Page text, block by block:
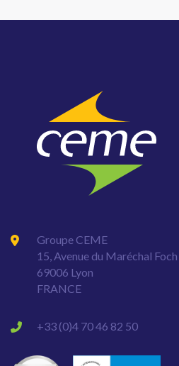
Groupe CEME
15, Avenue du Maréchal Foch
69006 Lyon
FRANCE
+33 (0)4 70 46 82 50